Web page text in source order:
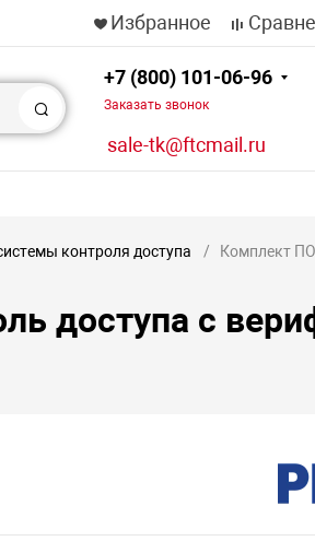
Избранное
Поиск
+7 (800) 101-06-96
Заказать звонок
sale-tk@ftcmail.ru
контроля доступа
Комплект ПО
доступа с